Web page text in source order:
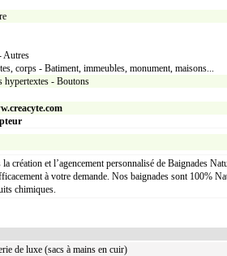
Autres
corps - Batiment, immeubles, monument, maisons...
hypertextes - Boutons
et l’agencement personnalisé de Baignades
à votre demande. Nos baignades sont 100%
chimiques.
de luxe (sacs à mains en cuir)